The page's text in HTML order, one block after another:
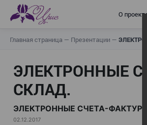
О
Главная страница — Презентации —
ЭЛЕКТРОННЫЕ
СКЛАД.
ЭЛЕКТРОННЫЕ СЧЕТА-
02.12.2017